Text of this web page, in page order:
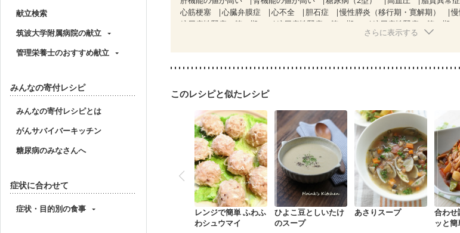
献立検索
筑波大学附属病院の献立
管理栄養士のおすすめ献立
みんなの寄付レシピ
みんなの寄付レシピとは
がんサバイバーキッチン
糖尿病のみなさんへ
症状に合わせて
症状・目的別の食事
心筋梗塞
心臓弁膜症 心不全 胆石症 慢性膵炎（移行期・寛解期）
糖尿病性腎症（第１期）
糖尿病性腎症（第２期） 糖尿病性腎症（第３期）
乳がん（抗がん剤治療中）
妊活中
更年期
さらに表示する
このレシピと似たレシピ
レンジで簡単 ふわふ
わシュウマイ
ひよこ豆としいたけ
のスープ
あさりスープ
合わせ
ッと